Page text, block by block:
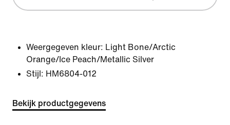
Weergegeven kleur: Light Bone/Arctic
Orange/Ice Peach/Metallic Silver
Stijl: HM6804-012
Bekijk productgegevens